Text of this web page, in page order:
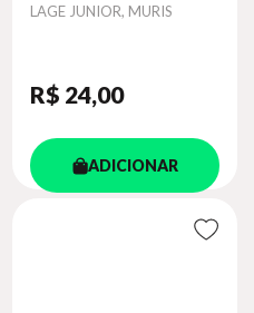
Autor
LAGE JUNIOR, MURIS
R$ 24,00
ADICIONAR